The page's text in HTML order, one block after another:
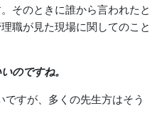
そのときに誰から言われたと
職が見た現場に関してのこと
のですね。
ですが、多くの先生方はそう